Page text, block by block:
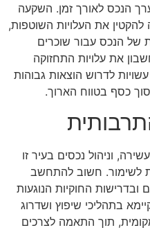
הנכס לאורך זמן. השקעה
להקטין את העלויות השוטפות,
של הנכס עבור שוכרים
את עלויות התחזוקה
לדרוש הוצאות גבוהות
כסף בטווח הארוך.
וניהול נכסים בעיר זו
לשימור. חשוב להתחשב
ובדרישות החוקיות הנוגעות
בתהליכי שיפוץ ושדרוג
תוך התאמה לצרכים